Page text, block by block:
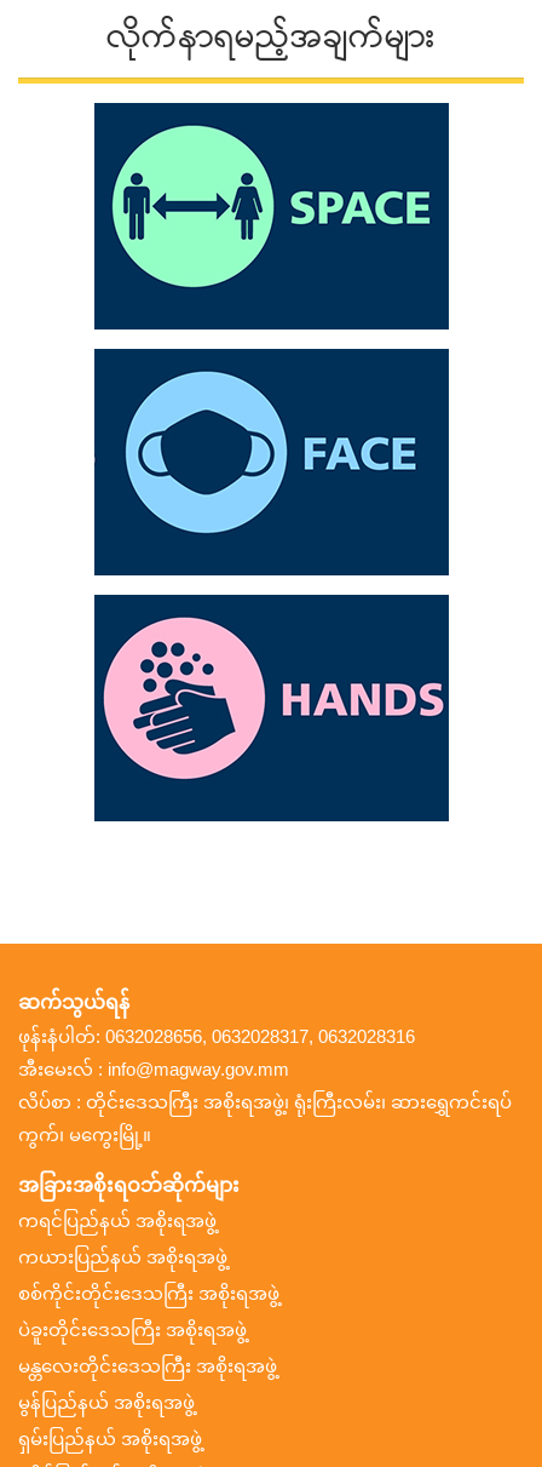
လိုက်နာရမည့်အချက်များ
ဆက်သွယ်ရန်
ဖုန်းနံပါတ်: 0632028656, 0632028317, 0632028316
အီးမေးလ် : info@magway.gov.mm
လိပ်စာ : တိုင်းဒေသကြီး အစိုးရအဖွဲ့၊ ရုံးကြီးလမ်း၊ ဆားရွှေကင်းရပ်
ကွက်၊ မကွေးမြို့။
အခြားအစိုးရဝဘ်ဆိုက်များ
ကရင်ပြည်နယ် အစိုးရအဖွဲ့
ကယားပြည်နယ် အစိုးရအဖွဲ့
စစ်ကိုင်းတိုင်းဒေသကြီး အစိုးရအဖွဲ့
ပဲခူးတိုင်းဒေသကြီး အစိုးရအဖွဲ့
မန္တလေးတိုင်းဒေသကြီး အစိုးရအဖွဲ့
မွန်ပြည်နယ် အစိုးရအဖွဲ့
ရှမ်းပြည်နယ် အစိုးရအဖွဲ့